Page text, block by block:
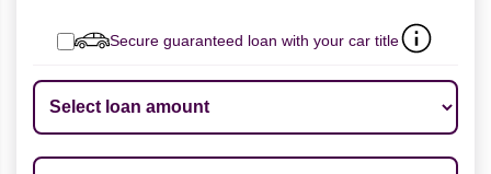
Secure guaranteed loan with your car title